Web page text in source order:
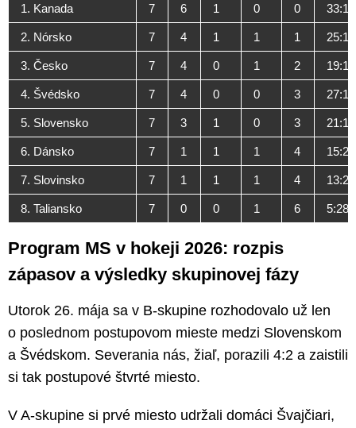
1. Kanada 7 6 1 0 0 33:13
2. Nórsko 7 4 1 1 1 25:14
3. Česko 7 4 0 1 2 19:17
4. Švédsko 7 4 0 0 3 27:16
5. Slovensko 7 3 1 0 3 21:19
6. Dánsko 7 1 1 1 4 15:26
7. Slovinsko 7 1 1 1 4 13:25
8. Taliansko 7 0 0 1 6 5:28
Program MS v hokeji 2026: rozpis
zápasov a výsledky skupinovej fázy
Utorok 26. mája sa v B-skupine rozhodovalo už len
o poslednom postupovom mieste medzi Slovenskom
a Švédskom. Severania nás, žiaľ, porazili 4:2 a zaistili
si tak postupové štvrté miesto.
V A-skupine si prvé miesto udržali domáci Švajčiari,